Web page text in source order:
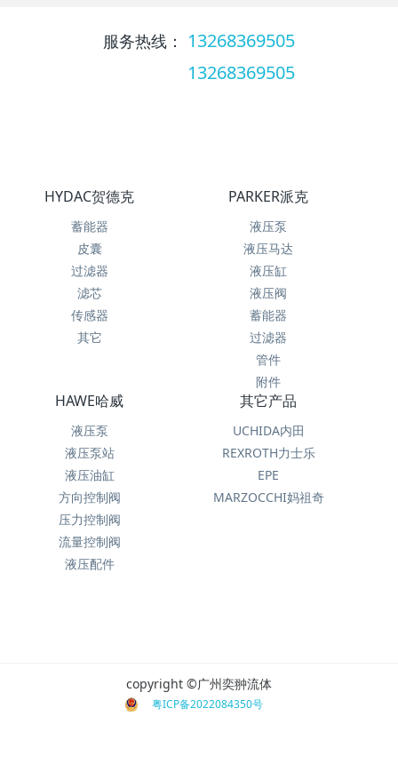
服务热线： 13268369505
13268369505
HYDAC贺德克
蓄能器
皮囊
过滤器
滤芯
传感器
其它
PARKER派克
液压泵
液压马达
液压缸
液压阀
蓄能器
过滤器
管件
附件
HAWE哈威
液压泵
液压泵站
液压油缸
方向控制阀
压力控制阀
流量控制阀
液压配件
其它产品
UCHIDA内田
REXROTH力士乐
EPE
MARZOCCHI妈祖奇
copyright ©广州奕翀流体
粤ICP备2022084350号